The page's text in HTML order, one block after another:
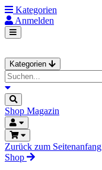
Kategorien
Anmelden
Kategorien
Shop Magazin
Zurück zum Seitenanfang
Shop